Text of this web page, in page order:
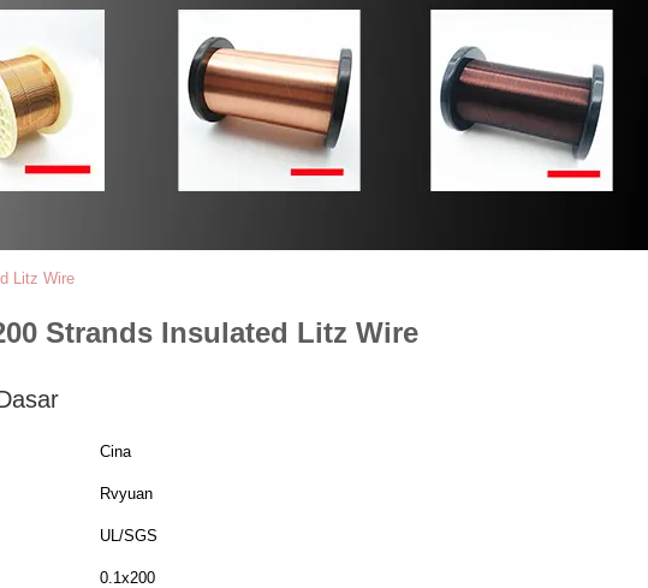
Litz Wire
Strands Insulated Litz Wire
Cina
Rvyuan
UL/SGS
0.1x200